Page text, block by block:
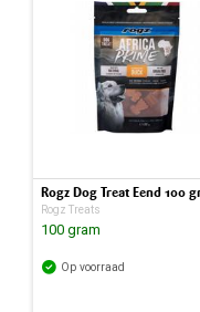
Rogz Dog Treat Eend 100
Rogz Treats
100 gram
Op voorraad